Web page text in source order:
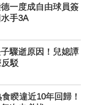
一度成自由球員簽
手3A
驟逝原因！兒媳譚
駁
睽違近10年回歸！